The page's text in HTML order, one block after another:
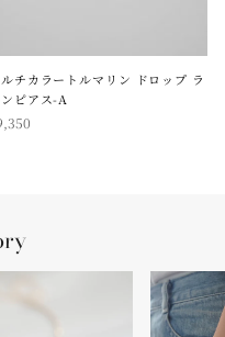
チカラートルマリン ドロップ ラ
ピアス-A